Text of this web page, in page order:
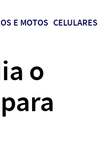
E MOTOS CELULARES
o